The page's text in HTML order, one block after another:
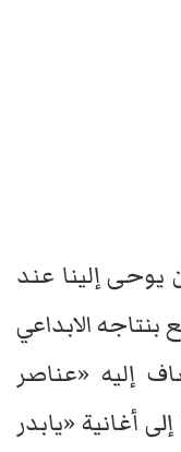
يوحى إلينا عند
بنتاجه الابداعي
إليه «عناصر
أغانية «يابدر